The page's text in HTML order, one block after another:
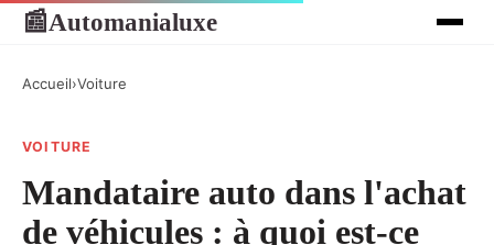
📰Automanialuxe
Accueil›Voiture
VOITURE
Mandataire auto dans l'achat
de véhicules : à quoi est-ce